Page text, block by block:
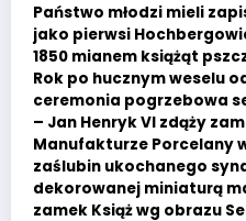
Państwo młodzi mieli
jako pierwsi
1850 mianem książąt
Rok po hucznym weselu
ceremonia pogrzebowa
– Jan Henryk VI zdąży
Manufakturze Porcelany
zaślubin ukochanego
dekorowanej miniaturą
zamek Książ wg obrazu